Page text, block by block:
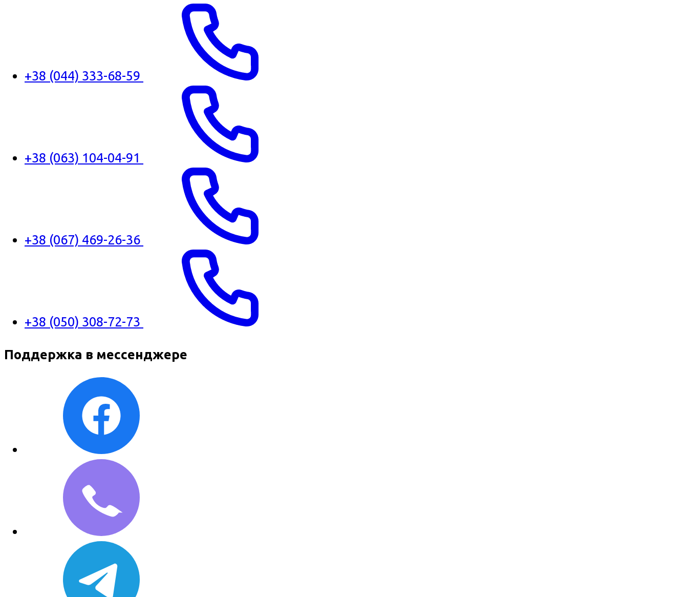
+38 (044) 333-68-59
+38 (063) 104-04-91
+38 (067) 469-26-36
+38 (050) 308-72-73
Поддержка в мессенджере